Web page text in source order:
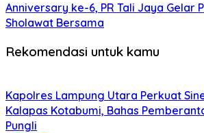
Anniversary ke-6, PR Tali Jaya Gelar
Sholawat Bersama
Rekomendasi untuk kamu
Kapolres Lampung Utara Perkuat
Kalapas Kotabumi, Bahas
Pungli